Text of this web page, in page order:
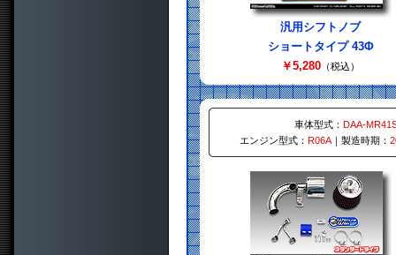
汎用シフトノブ
ショートタイプ 43Φ
￥5,280 （税込）
車体型式： DAA-
エンジン型式： R06A ｜製造時期：